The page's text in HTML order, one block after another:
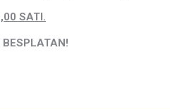
SATI.